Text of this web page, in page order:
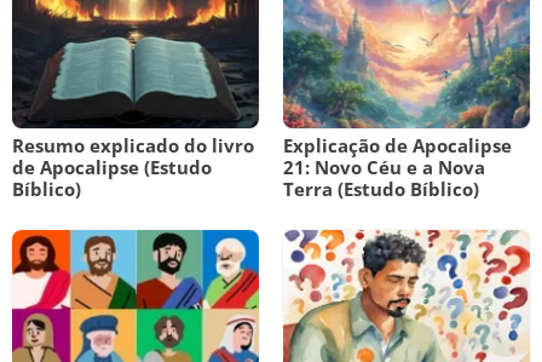
Resumo explicado do livro
de Apocalipse (Estudo
Bíblico)
Explicação de Apocalipse
21: Novo Céu e a Nova
Terra (Estudo Bíblico)